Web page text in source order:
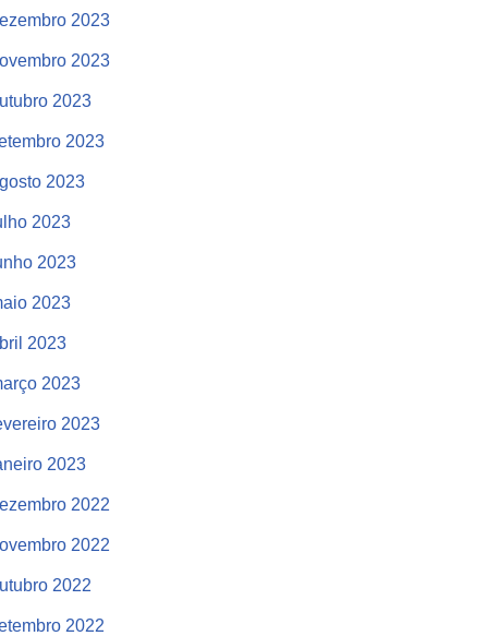
2023
2023
2023
2023
2023
2023
2023
2023
2023
2023
2023
2023
2022
2022
2022
2022